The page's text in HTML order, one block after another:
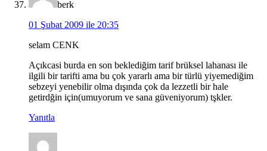
berk
01 Şubat 2009 ile 20:35
selam CENK
Açıkcasi burda en son beklediğim tarif brüksel lahanası ile
ilgili bir tarifti ama bu çok yararlı ama bir türlü yiyemediğim
sebzeyi yenebilir olma dışında çok da lezzetli bir hale
getirdğin için(umuyorum ve sana güveniyorum) tşkler.
Yanıtla